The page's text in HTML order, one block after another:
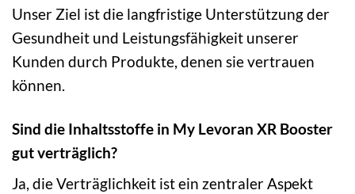
Unser Ziel ist die langfristige Unterstützung der
Gesundheit und Leistungsfähigkeit unserer
Kunden durch Produkte, denen sie vertrauen
können.
Sind die Inhaltsstoffe in My Levoran XR Booster
gut verträglich?
Ja, die Verträglichkeit ist ein zentraler Aspekt